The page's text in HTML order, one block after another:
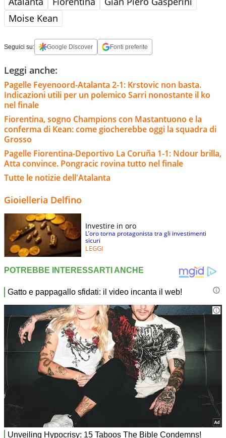
Moise Kean
Seguici su: Google Discover Fonti preferite
Leggi anche:
Pagelle Feyenoord-Atalanta 2-1: Krstovic non basta.
Indicazioni utili per un polemico Sarri nonostante il ko
nel finale
Fiorentina, sogno Champions con Mastantuono e la
conferma di Kean: come giocherebbe oggi la squadra di
Grosso
Pagelle Fiorentina-Deportivo La Coruña 1-1: Ndour brilla,
Atta convince. Pongracic rovina tutto nel finale
Tutte le notizie dell'Atalanta
Gioielleria Delfino
Investire in oro
L’oro torna protagonista tra gli investimenti
sicuri
LEGGI